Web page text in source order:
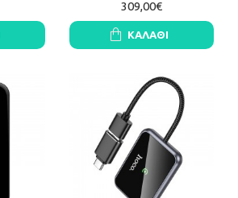
309,00€
ΚΑΛΆΘΙ